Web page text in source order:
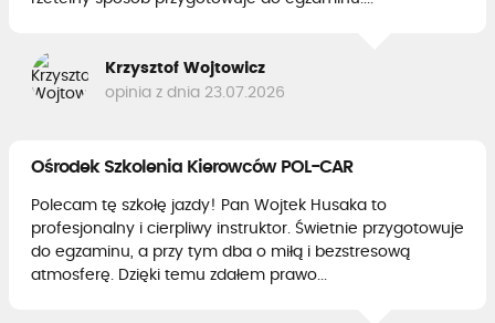
Krzysztof Wojtowicz
opinia z dnia 23.07.2026
Ośrodek Szkolenia Kierowców POL-CAR
Polecam tę szkołę jazdy! Pan Wojtek Husaka to
profesjonalny i cierpliwy instruktor. Świetnie przygotowuje
do egzaminu, a przy tym dba o miłą i bezstresową
atmosferę. Dzięki temu zdałem prawo...